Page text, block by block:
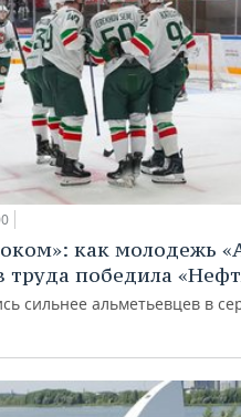
как молодежь
труда победила
сильнее альметьевцев в